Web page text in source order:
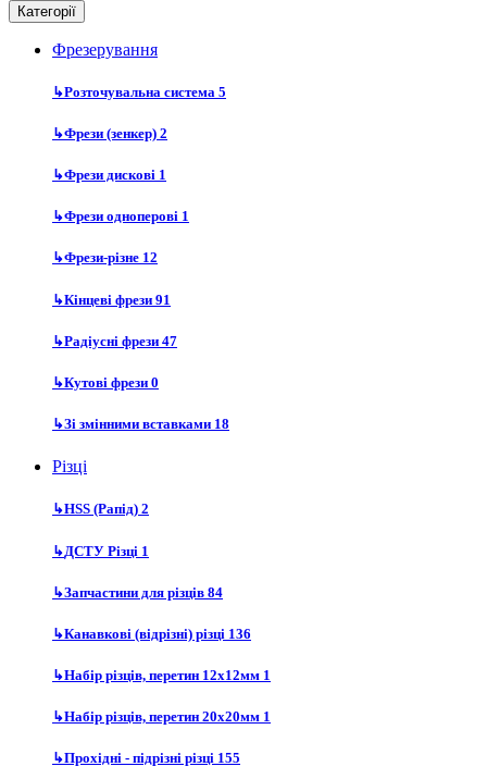
Категорії
Фрезерування
↳Розточувальна система 5
↳Фрези (зенкер) 2
↳Фрези дискові 1
↳Фрези одноперові 1
↳Фрези-різне 12
↳Кінцеві фрези 91
↳Радіусні фрези 47
↳Кутові фрези 0
↳Зі змінними вставками 18
Різці
↳HSS (Рапід) 2
↳ДСТУ Різці 1
↳Запчастини для різців 84
↳Канавкові (відрізні) різці 136
↳Набір різців, перетин 12х12мм 1
↳Набір різців, перетин 20х20мм 1
↳Прохідні - підрізні різці 155